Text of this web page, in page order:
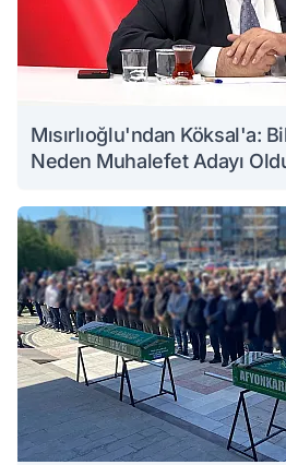
Mısırlıoğlu'ndan Köksal'a:
Neden Muhalefet Adayı